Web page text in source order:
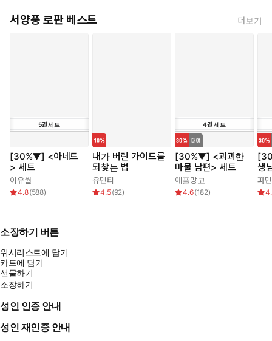
서양풍 로판 베스트 더보기
5권세트
[30%▼] <아네트
> 세트
이유월
4.8(588)
내가 버린 가이드를
되찾는 법
유민티
4.5(92)
4권 세트
[30%▼] <괴괴한
마물 남편> 세트
애플망고
4.6(182)
생
파
소장하기 버튼
위시리스트에 담기
카트에 담기
선물하기
소장하기
성인 인증 안내
성인 재인증 안내